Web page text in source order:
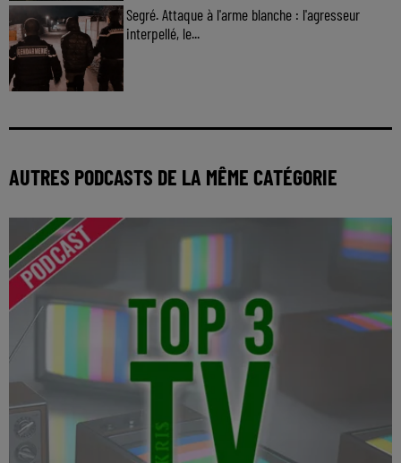
Segré. Attaque à l'arme blanche : l'agresseur
interpellé, le...
AUTRES PODCASTS DE LA MÊME CATÉGORIE